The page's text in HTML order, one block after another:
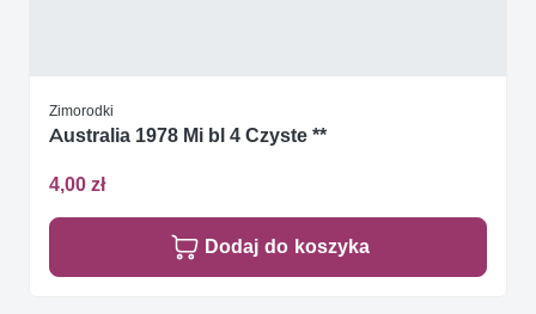
Zimorodki
Australia 1978 Mi bl 4 Czyste **
4,00 zł
Dodaj do koszyka